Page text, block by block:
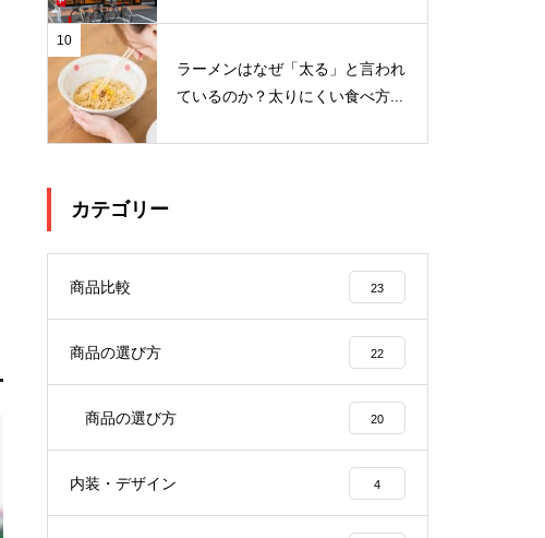
10
ラーメンはなぜ「太る」と言われ
ているのか？太りにくい食べ方...
カテゴリー
商品比較 23
商品の選び方 22
商品の選び方 20
内装・デザイン 4